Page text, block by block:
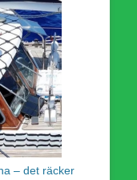
– det räcker